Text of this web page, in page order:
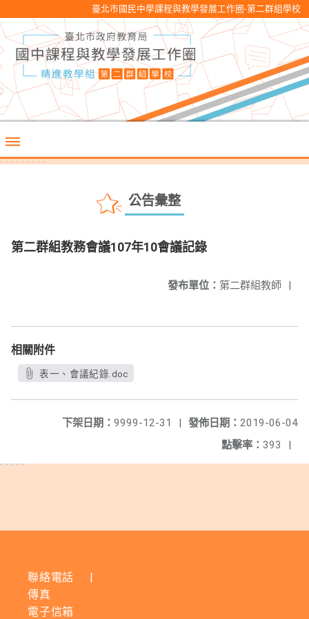
臺北市國民中學課程與教學發展工作圈-第二群組學校
公告彙整
第二群組教務會議107年10會議記錄
發布單位： 第二群組教師 |
相關附件
表一、會議紀錄.doc
發佈日期： 2019-06-04
下架日期： 9999-12-31
|
點擊率： 393 |
聯絡電話
|
傳真
電子信箱